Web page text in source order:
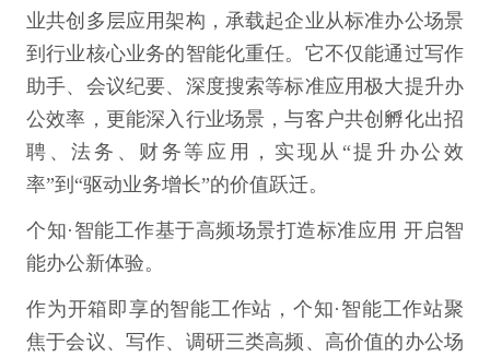
业共创多层应用架构，承载起企业从标准办公场景
到行业核心业务的智能化重任。它不仅能通过写作
助手、会议纪要、深度搜索等标准应用极大提升办
公效率，更能深入行业场景，与客户共创孵化出招
聘、法务、财务等应用，实现从“提升办公效
率”到“驱动业务增长”的价值跃迁。
个知·智能工作基于高频场景打造标准应用 开启智
能办公新体验。
作为开箱即享的智能工作站，个知·智能工作站聚
焦于会议、写作、调研三类高频、高价值的办公场